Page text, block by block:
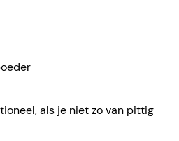
als je niet zo van pittig